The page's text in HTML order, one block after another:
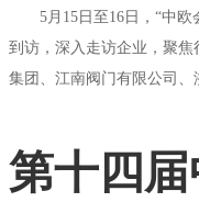
5月15日至16日，“中欧
到访，深入走访企业，聚
集团、江南阀门有限公司
第十四